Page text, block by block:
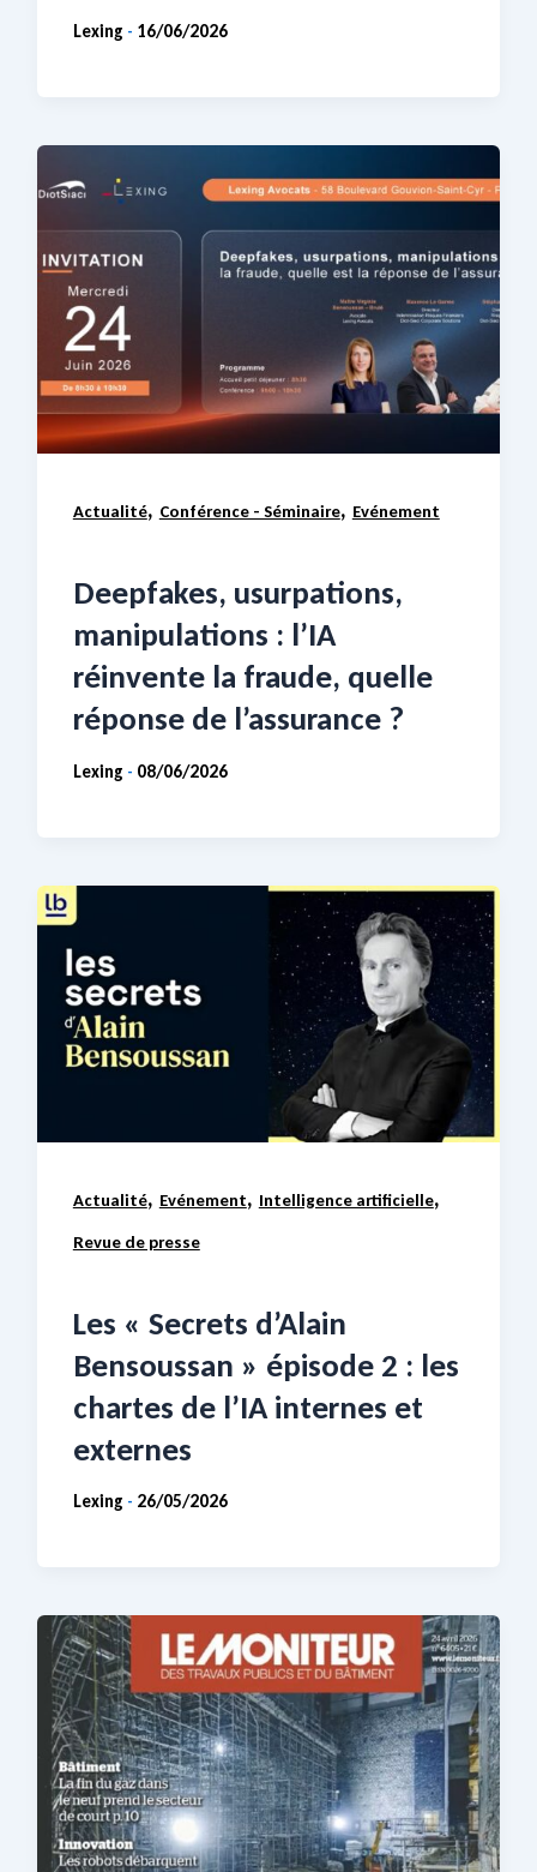
Lexing - 16/06/2026
Actualité, Conférence - Séminaire, Evénement
Deepfakes, usurpations,
manipulations : l’IA
réinvente la fraude, quelle
réponse de l’assurance ?
Lexing - 08/06/2026
Actualité, Evénement, Intelligence artificielle,
Revue de presse
Les « Secrets d’Alain
Bensoussan » épisode 2 : les
chartes de l’IA internes et
externes
Lexing - 26/05/2026